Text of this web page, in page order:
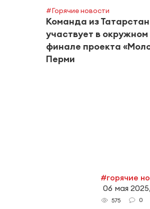
#Горячие новости
Команда из
участвует в окружном
финале проекта
Перми
#горячие
06 мая
575 0